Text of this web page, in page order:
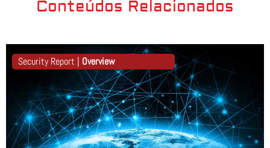
Conteúdos Relacionados
Security Report | Overview